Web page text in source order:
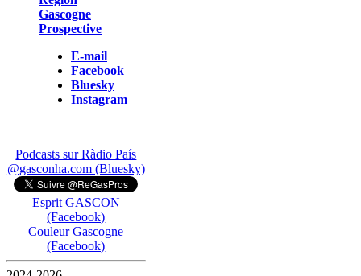
Gascogne
Prospective
E-mail
Facebook
Bluesky
Instagram
Podcasts sur Ràdio País
@gasconha.com (Bluesky)
Esprit GASCON
(Facebook)
Couleur Gascogne
(Facebook)